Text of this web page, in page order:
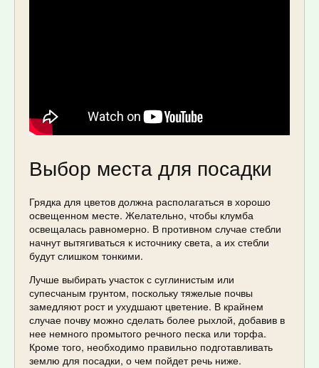
Выбор места для посадки
Грядка для цветов должна располагаться в хорошо
освещенном месте. Желательно, чтобы клумба
освещалась равномерно. В противном случае стебли
начнут вытягиваться к источнику света, а их стебли
будут слишком тонкими.
Лучше выбирать участок с суглинистым или
супесчаным грунтом, поскольку тяжелые почвы
замедляют рост и ухудшают цветение. В крайнем
случае почву можно сделать более рыхлой, добавив в
нее немного промытого речного песка или торфа.
Кроме того, необходимо правильно подготавливать
землю для посадки, о чем пойдет речь ниже.